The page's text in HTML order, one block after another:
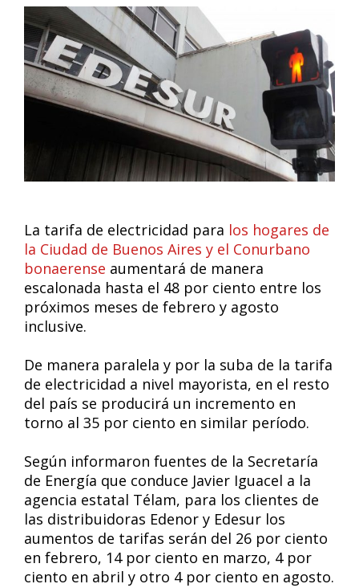
La tarifa de electricidad para los hogares de
la Ciudad de Buenos Aires y el Conurbano
bonaerense aumentará de manera
escalonada hasta el 48 por ciento entre los
próximos meses de febrero y agosto
inclusive.
De manera paralela y por la suba de la tarifa
de electricidad a nivel mayorista, en el resto
del país se producirá un incremento en
torno al 35 por ciento en similar período.
Según informaron fuentes de la Secretaría
de Energía que conduce Javier Iguacel a la
agencia estatal Télam, para los clientes de
las distribuidoras Edenor y Edesur los
aumentos de tarifas serán del 26 por ciento
en febrero, 14 por ciento en marzo, 4 por
ciento en abril y otro 4 por ciento en agosto.